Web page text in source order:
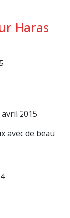
Haras
avril 2015
avec de beau